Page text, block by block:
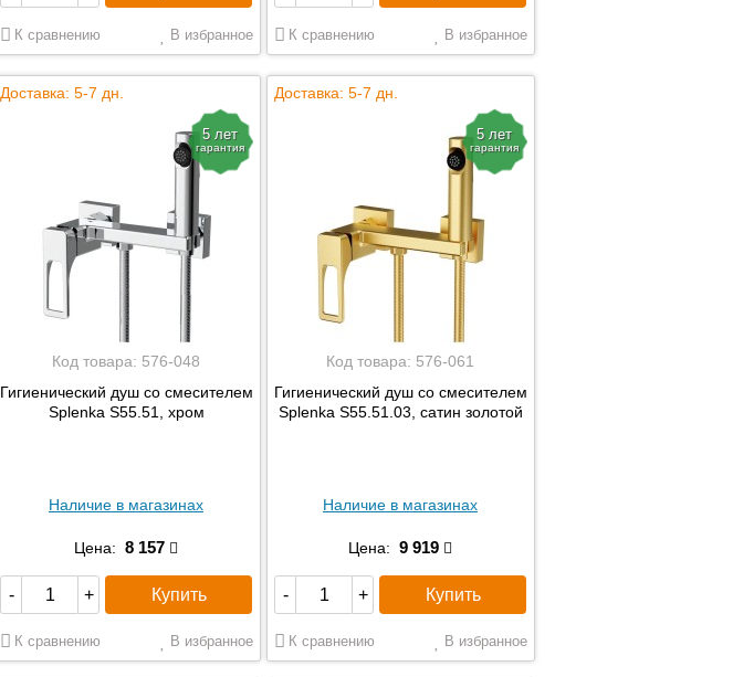
К сравнению В избранное К сравнению В избранное
Доставка: 5-7 дн.
5 лет
гарантия
Код товара: 576-048
Гигиенический душ со смесителем
Splenka S55.51, хром
Наличие в магазинах
Цена: 8 157
- + Купить
К сравнению В избранное
Доставка: 5-7 дн.
5 лет
гарантия
Код товара: 576-061
Гигиенический душ со смесителем
Splenka S55.51.03, сатин золотой
Наличие в магазинах
Цена: 9 919
- + Купить
К сравнению В избранное